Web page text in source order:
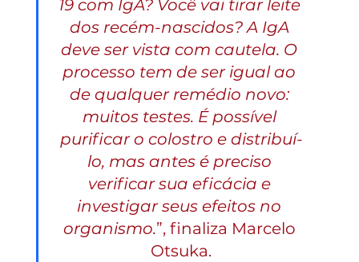
19 com IgA? Você vai tirar leite
dos recém-nascidos? A IgA
deve ser vista com cautela. O
processo tem de ser igual ao
de qualquer remédio novo:
muitos testes. É possível
purificar o colostro e distribuí-
lo, mas antes é preciso
verificar sua eficácia e
investigar seus efeitos no
organismo.”, finaliza Marcelo
Otsuka.